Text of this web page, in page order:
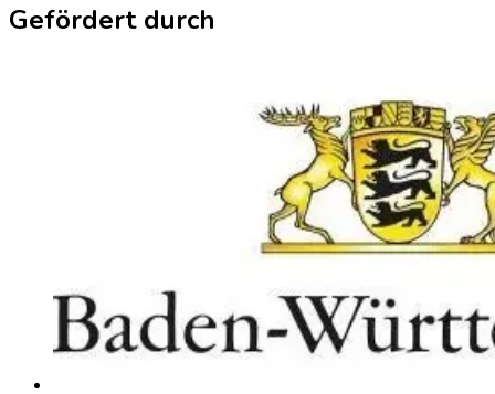
Gefördert durch